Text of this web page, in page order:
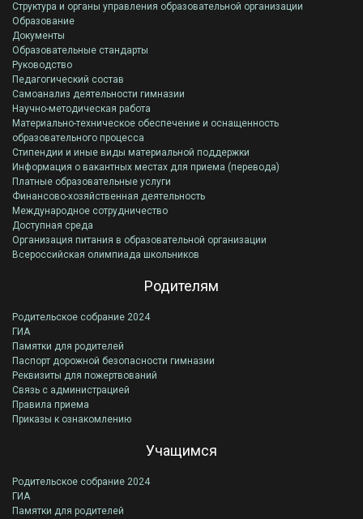
Структура и органы управления образовательной организации
Образование
Документы
Образовательные стандарты
Руководство
Педагогический состав
Самоанализ деятельности гимназии
Научно-методическая работа
Материально-техническое обеспечение и оснащенность
образовательного процесса
Стипендии и иные виды материальной поддержки
Информация о вакантных местах для приема (перевода)
Платные образовательные услуги
Финансово-хозяйственная деятельность
Международное сотрудничество
Доступная среда
Организация питания в образовательной организации
Всероссийская олимпиада школьников
Родителям
Родительское собрание 2024
ГИА
Памятки для родителей
Паспорт дорожной безопасности гимназии
Реквизиты для пожертвований
Связь с администрацией
Правила приема
Приказы к ознакомлению
Учащимся
Родительское собрание 2024
ГИА
Памятки для родителей